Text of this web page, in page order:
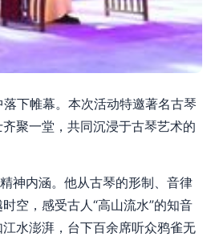
下帷幕。本次活动特邀著名古琴
聚一堂，共同沉浸于古琴艺术的
神内涵。他从古琴的形制、音律
空，感受古人“高山流水”的知音
水澎湃，台下百余席听众鸦雀无